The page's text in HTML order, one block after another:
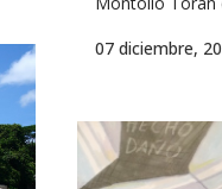
07 diciembre,